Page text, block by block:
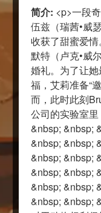
简介: <p>一段
伍兹（瑞茜•威
收获了甜蜜爱
默特（卢克•威
婚礼。为了让
福，艾莉准备“
而，此时此刻
公司的实验室
&nbsp; &nbsp;
&nbsp; &nbsp;
&nbsp; &nbsp;
&nbsp; &nbsp;
&nbsp; &nbsp;
&nbsp; &nbsp;